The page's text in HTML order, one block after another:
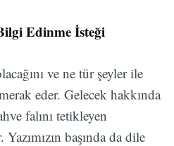
Edinme İsteği
ve ne tür şeyler ile
eder. Gelecek hakkında
falını tetikleyen
başında da dile